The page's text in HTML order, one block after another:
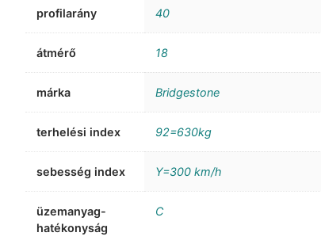
profilarány 40
átmérő 18
márka Bridgestone
terhelési index 92=630kg
sebesség index Y=300 km/h
üzemanyag-
hatékonyság
C